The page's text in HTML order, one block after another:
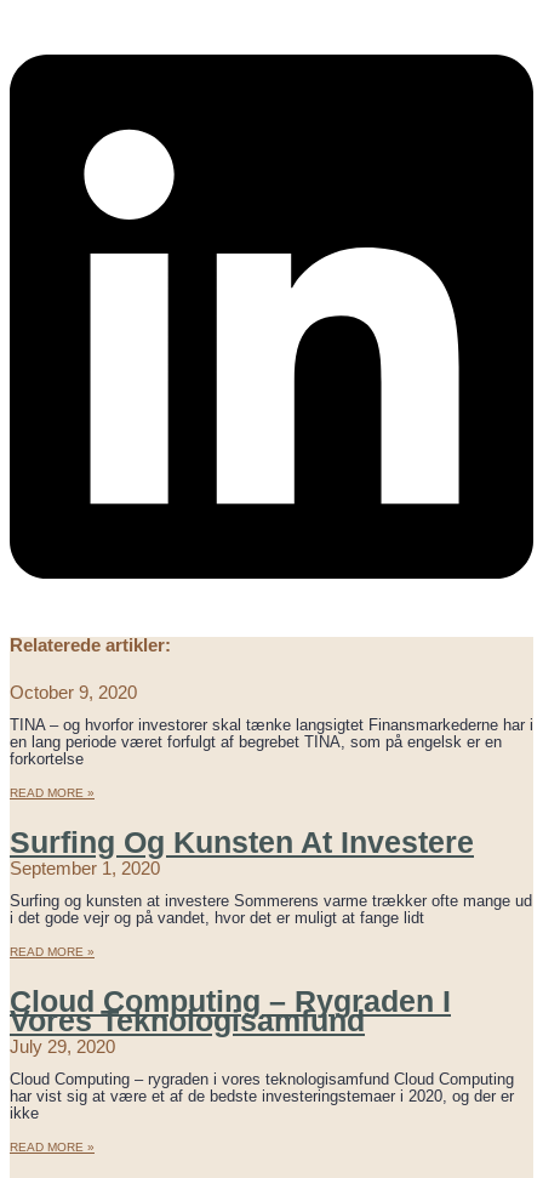
Relaterede artikler:
October 9, 2020
TINA – og hvorfor investorer skal tænke langsigtet Finansmarkederne har i
en lang periode været forfulgt af begrebet TINA, som på engelsk er en
forkortelse
READ MORE »
Surfing Og Kunsten At Investere
September 1, 2020
Surfing og kunsten at investere Sommerens varme trækker ofte mange ud
i det gode vejr og på vandet, hvor det er muligt at fange lidt
READ MORE »
Cloud Computing – Rygraden I
Vores Teknologisamfund
July 29, 2020
Cloud Computing – rygraden i vores teknologisamfund Cloud Computing
har vist sig at være et af de bedste investeringstemaer i 2020, og der er
ikke
READ MORE »